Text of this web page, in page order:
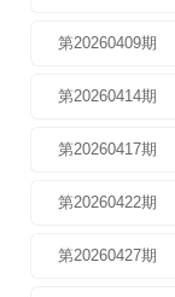
第20260409期
第20260414期
第20260417期
第20260422期
第20260427期